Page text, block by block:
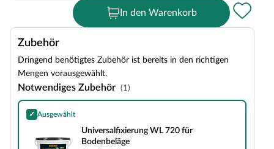
In den Warenkorb
Zubehör
Dringend benötigtes Zubehör ist bereits in den richtigen
Mengen vorausgewählt.
Notwendiges Zubehör (1)
✓ Ausgewählt
Universalfixierung WL 720 für Bodenbeläge
Universalfixierung WL 720 für
Bodenbeläge